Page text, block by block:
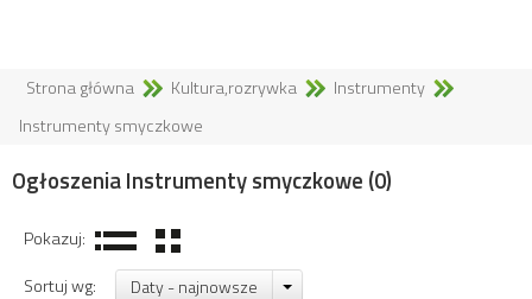
Strona główna Kultura,rozrywka
Instrumenty
Instrumenty smyczkowe
Ogłoszenia Instrumenty smyczkowe (0)
Pokazuj:
Sortuj wg:
Daty - najnowsze